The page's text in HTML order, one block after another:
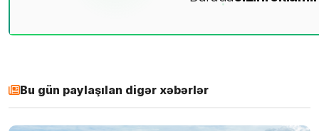
Bu gün paylaşılan digər xəbərlər